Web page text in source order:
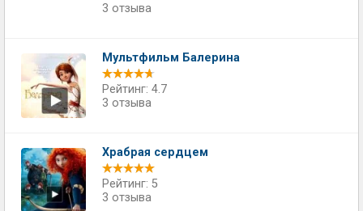
3 отзыва
Мультфильм Балерина
Рейтинг: 4.7
3 отзыва
Храбрая сердцем
Рейтинг: 5
3 отзыва